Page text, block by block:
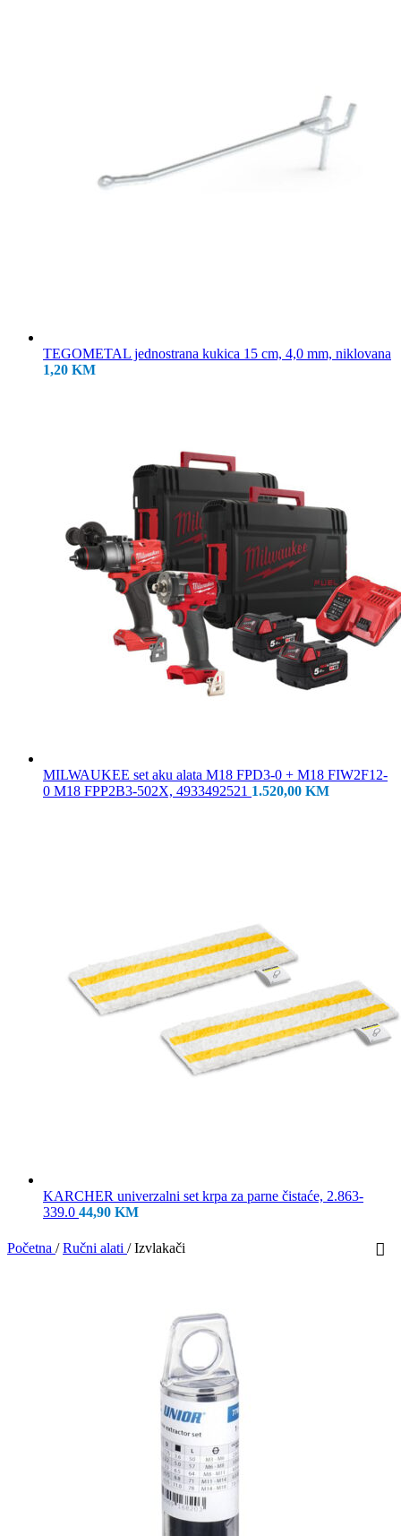
TEGOMETAL jednostrana kukica 15 cm, 4,0 mm, niklovana
1,20 KM
MILWAUKEE set aku alata M18 FPD3-0 + M18 FIW2F12-
0 M18 FPP2B3-502X, 4933492521 1.520,00 KM
KARCHER univerzalni set krpa za parne čistaće, 2.863-
339.0 44,90 KM
Početna / Ručni alati / Izvlakači